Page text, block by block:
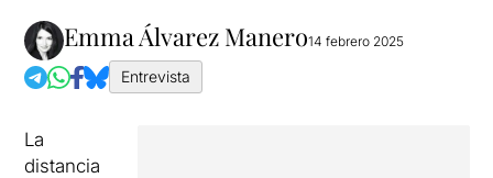
Emma Álvarez Manero14 febrero 2025
Entrevista
La
distancia